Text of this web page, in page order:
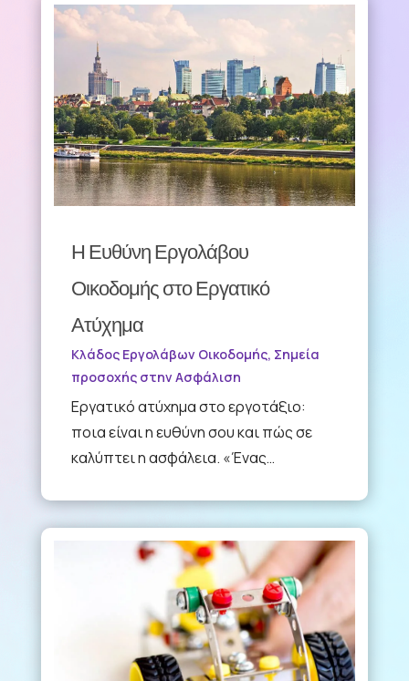
Η Ευθύνη Εργολάβου
Οικοδομής στο Εργατικό
Ατύχημα
Κλάδος Εργολάβων Οικοδομής, Σημεία
προσοχής στην Ασφάλιση
Εργατικό ατύχημα στο εργοτάξιο:
ποια είναι η ευθύνη σου και πώς σε
καλύπτει η ασφάλεια. «Ένας…